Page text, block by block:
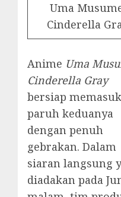
Uma
Cinderella
Anime Uma
Cinderella Gray
bersiap
paruh keduanya
dengan penuh
gebrakan. Dalam
siaran langsung
diadakan pada